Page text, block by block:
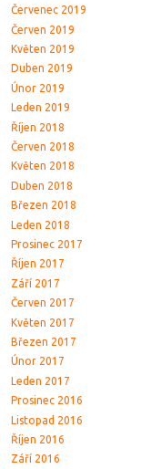
Červenec 2019
Červen 2019
Květen 2019
Duben 2019
Únor 2019
Leden 2019
Říjen 2018
Červen 2018
Květen 2018
Duben 2018
Březen 2018
Leden 2018
Prosinec 2017
Říjen 2017
Září 2017
Červen 2017
Květen 2017
Březen 2017
Únor 2017
Leden 2017
Prosinec 2016
Listopad 2016
Říjen 2016
Září 2016